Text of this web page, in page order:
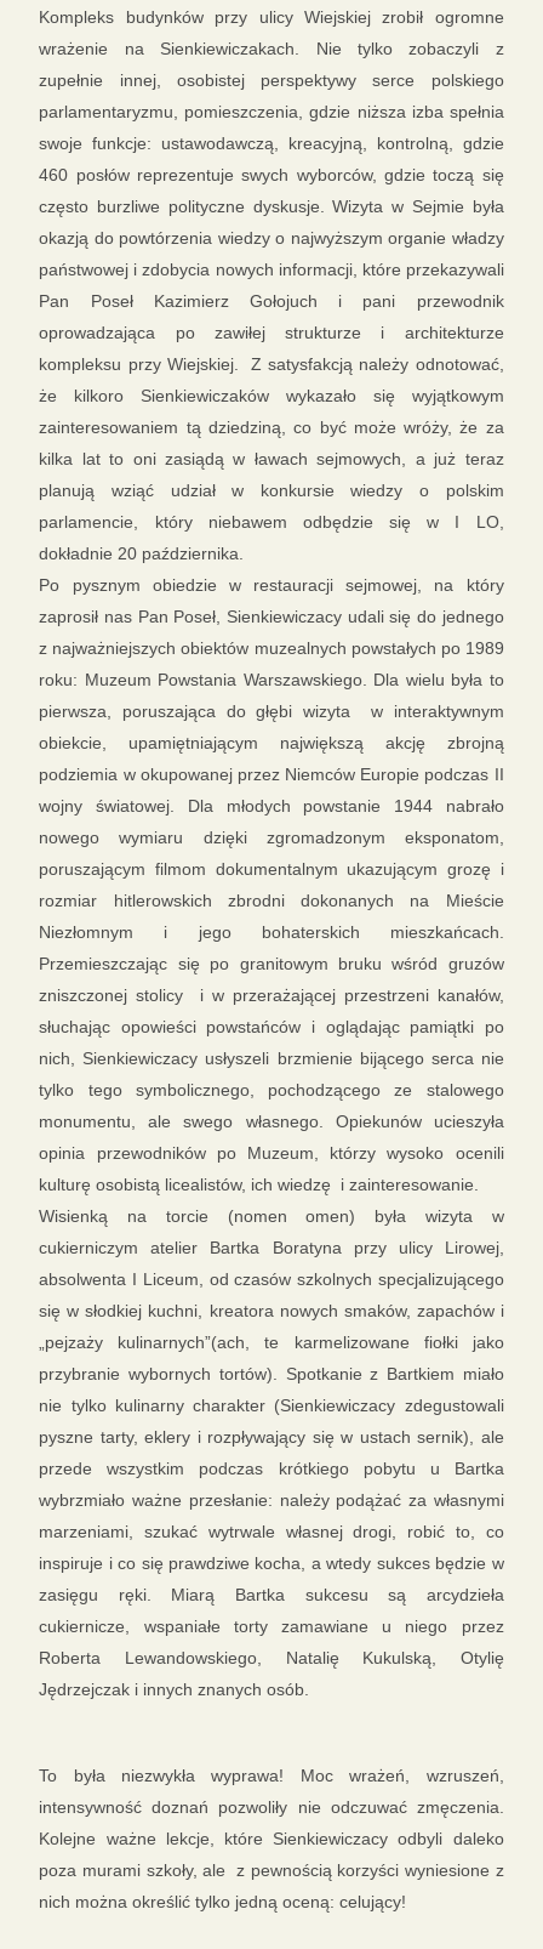
Kompleks budynków przy ulicy Wiejskiej zrobił ogromne
wrażenie na Sienkiewiczakach. Nie tylko zobaczyli z
zupełnie innej, osobistej perspektywy serce polskiego
parlamentaryzmu, pomieszczenia, gdzie niższa izba spełnia
swoje funkcje: ustawodawczą, kreacyjną, kontrolną, gdzie
460 posłów reprezentuje swych wyborców, gdzie toczą się
często burzliwe polityczne dyskusje. Wizyta w Sejmie była
okazją do powtórzenia wiedzy o najwyższym organie władzy
państwowej i zdobycia nowych informacji, które przekazywali
Pan Poseł Kazimierz Gołojuch i pani przewodnik
oprowadzająca po zawiłej strukturze i architekturze
kompleksu przy Wiejskiej. Z satysfakcją należy odnotować,
że kilkoro Sienkiewiczaków wykazało się wyjątkowym
zainteresowaniem tą dziedziną, co być może wróży, że za
kilka lat to oni zasiądą w ławach sejmowych, a już teraz
planują wziąć udział w konkursie wiedzy o polskim
parlamencie, który niebawem odbędzie się w I LO,
dokładnie 20 października.
Po pysznym obiedzie w restauracji sejmowej, na który
zaprosił nas Pan Poseł, Sienkiewiczacy udali się do jednego
z najważniejszych obiektów muzealnych powstałych po 1989
roku: Muzeum Powstania Warszawskiego. Dla wielu była to
pierwsza, poruszająca do głębi wizyta w interaktywnym
obiekcie, upamiętniającym największą akcję zbrojną
podziemia w okupowanej przez Niemców Europie podczas II
wojny światowej. Dla młodych powstanie 1944 nabrało
nowego wymiaru dzięki zgromadzonym eksponatom,
poruszającym filmom dokumentalnym ukazującym grozę i
rozmiar hitlerowskich zbrodni dokonanych na Mieście
Niezłomnym i jego bohaterskich mieszkańcach.
Przemieszczając się po granitowym bruku wśród gruzów
zniszczonej stolicy i w przerażającej przestrzeni kanałów,
słuchając opowieści powstańców i oglądając pamiątki po
nich, Sienkiewiczacy usłyszeli brzmienie bijącego serca nie
tylko tego symbolicznego, pochodzącego ze stalowego
monumentu, ale swego własnego. Opiekunów ucieszyła
opinia przewodników po Muzeum, którzy wysoko ocenili
kulturę osobistą licealistów, ich wiedzę i zainteresowanie.
Wisienką na torcie (nomen omen) była wizyta w
cukierniczym atelier Bartka Boratyna przy ulicy Lirowej,
absolwenta I Liceum, od czasów szkolnych specjalizującego
się w słodkiej kuchni, kreatora nowych smaków, zapachów i
„pejzaży kulinarnych”(ach, te karmelizowane fiołki jako
przybranie wybornych tortów). Spotkanie z Bartkiem miało
nie tylko kulinarny charakter (Sienkiewiczacy zdegustowali
pyszne tarty, eklery i rozpływający się w ustach sernik), ale
przede wszystkim podczas krótkiego pobytu u Bartka
wybrzmiało ważne przesłanie: należy podążać za własnymi
marzeniami, szukać wytrwale własnej drogi, robić to, co
inspiruje i co się prawdziwe kocha, a wtedy sukces będzie w
zasięgu ręki. Miarą Bartka sukcesu są arcydzieła
cukiernicze, wspaniałe torty zamawiane u niego przez
Roberta Lewandowskiego, Natalię Kukulską, Otylię
Jędrzejczak i innych znanych osób.
To była niezwykła wyprawa! Moc wrażeń, wzruszeń,
intensywność doznań pozwoliły nie odczuwać zmęczenia.
Kolejne ważne lekcje, które Sienkiewiczacy odbyli daleko
poza murami szkoły, ale z pewnością korzyści wyniesione z
nich można określić tylko jedną oceną: celujący!